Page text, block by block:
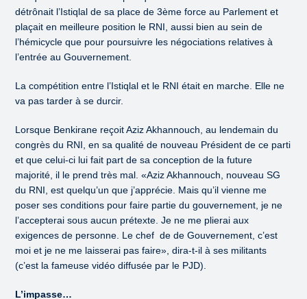
détrônait l’Istiqlal de sa place de 3ème force au Parlement et
plaçait en meilleure position le RNI, aussi bien au sein de
l’hémicycle que pour poursuivre les négociations relatives à
l’entrée au Gouvernement.
La compétition entre l’Istiqlal et le RNI était en marche. Elle ne
va pas tarder à se durcir.
Lorsque Benkirane reçoit Aziz Akhannouch, au lendemain du
congrès du RNI, en sa qualité de nouveau Président de ce parti
et que celui-ci lui fait part de sa conception de la future
majorité, il le prend très mal. «Aziz Akhannouch, nouveau SG
du RNI, est quelqu’un que j’apprécie. Mais qu’il vienne me
poser ses conditions pour faire partie du gouvernement, je ne
l’accepterai sous aucun prétexte. Je ne me plierai aux
exigences de personne. Le chef de de Gouvernement, c’est
moi et je ne me laisserai pas faire», dira-t-il à ses militants
(c’est la fameuse vidéo diffusée par le PJD).
L’impasse…